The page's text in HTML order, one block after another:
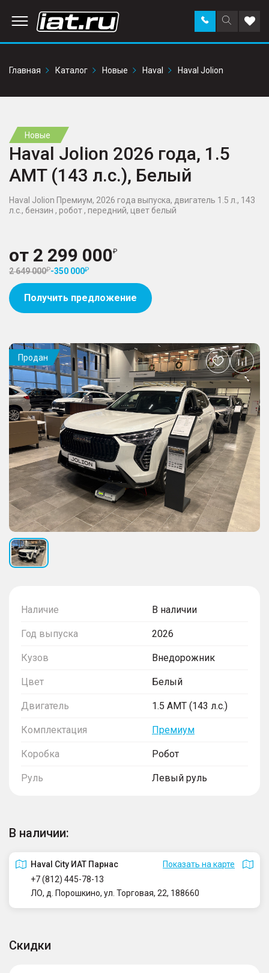
Поиск
по
Заказать
звонок в
Главная
Каталог Новые Haval Haval Jolion
Новые
Haval Jolion 2026 года, 1.5
AMT (143 л.с.), Белый
Haval Jolion Премиум, 2026 года выпуска, двигатель 1.5 л., 143
л.с., бензин , робот , передний, цвет белый
от 2 299 000
2 649 000 -350 000
Получить предложение
Наличие В наличии
Год выпуска 2026
Кузов Внедорожник
Цвет Белый
Двигатель 1.5 AMT (143 л.с.)
Комплектация Премиум
Коробка Робот
Руль Левый руль
В наличии:
Haval City ИАТ Парнас
Показать на карте
+7 (812) 445-78-13
ЛО, д. Порошкино, ул. Торговая, 22, 188660
Скидки
Продан
Добавить
в
избранное